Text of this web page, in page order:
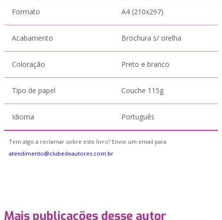
Formato A4 (210x297)
Acabamento Brochura s/ orelha
Coloração Preto e branco
Tipo de papel Couche 115g
Idioma Português
Tem algo a reclamar sobre este livro? Envie um email para
atendimento@clubedeautores.com.br
Mais publicações desse autor